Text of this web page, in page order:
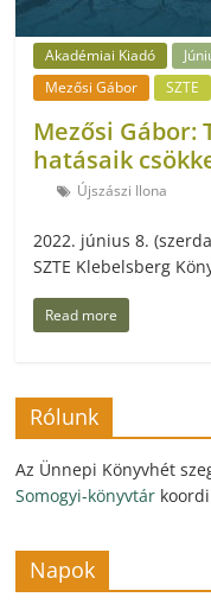
Akadémiai Kiadó
Mezősi Gábor
SZTE
Mezősi Gábor:
hatásaik
Újszászi Ilona
2022. június 8.
SZTE Klebelsberg
Read more
Rólunk
Az Ünnepi Könyvhét
Somogyi-könyvtár
Napok